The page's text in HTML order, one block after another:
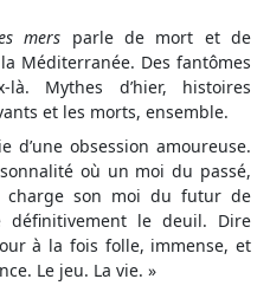
mers parle de mort et de
Méditerranée. Des fantômes
Mythes d’hier, histoires
et les morts, ensemble.
d’une obsession amoureuse.
où un moi du passé,
charge son moi du futur de
le deuil. Dire
à la fois folle, immense, et
Le jeu. La vie. »